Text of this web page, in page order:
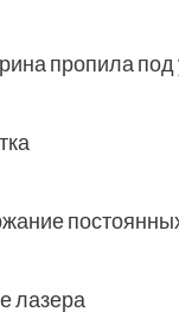
пропила под
лазера